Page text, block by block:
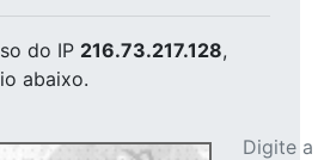
do IP 216.73.217.128,
abaixo.
Digite